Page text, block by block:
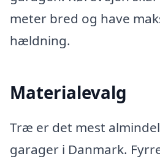
meter bred og have
hældning.
Materialevalg
Træ er det mest
garager i Danmark.